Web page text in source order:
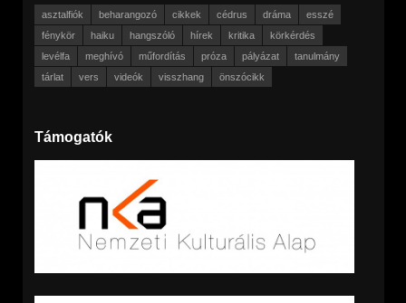
asztalfiók beharangozó cikkek cédrus dráma
esszé
fénykör
haiku hangszóló hírek kritika
körkérdés
levélfa
meghívó műfordítás próza pályázat
tanulmány
tárlat
vers videók visszhang önszócikk
Támogatók